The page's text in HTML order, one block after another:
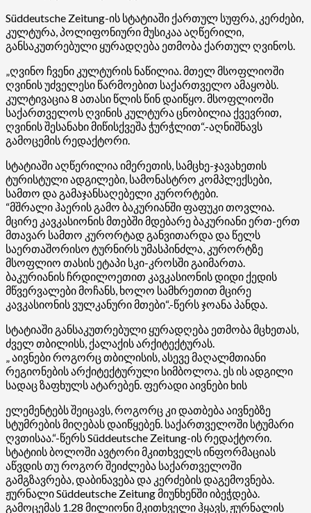
Süddeutsche Zeitung-ის სტატიაში ქართულ სუფრა, კერძები,
კულტურა, პოლიფონიური მუსიკაა აღწერილი,
განსაკუთრებული ყურადღება ეთმობა ქართულ ღვინოს.
„ღვინო ჩვენი კულტურის ნაწილია. მთელ მსოფლიოში
ღვინის უძველესი წარმოებით საქართველო ამაყობს.
კულტივაცია 8 ათასი წლის წინ დაიწყო. მსოფლიოში
საქართველოს ღვინის კულტურა ცნობილია ქვევრით,
ღვინის შესანახი მიწისქვეშა ჭურჭლით“.-აღნიშნავს
გამოცემის რედაქტორი.
სტატიაში აღწერილია იმერეთის, სამცხე-ჯავახეთის
ტურისტული ადგილები, სამონასტრო კომპლექსები,
სამთო და გამაჯანსაღებელი კურორტები.
“მშრალი ჰაერის გამო ბაკურიანში ფაფუკი თოვლია.
მცირე კავკასიონის მთებში მდებარე ბაკურიანი ერთ-ერთ
მთავარ სამთო კურორტად განვითარდა და წელს
საერთაშორისო ტურნირს უმასპინძლა, კურორტზე
მსოფლიო თასის ეტაპი სკი-კროსში გაიმართა.
ბაკურიანის ჩრდილოეთით კავკასიონის დიდი ქედის
მწვერვალები მოჩანს, ხოლო სამხრეთით მცირე
კავკასიონის ვულკანური მთები“.-წერს ჯოანა პანდა.
სტატიაში განსაკუთრებული ყურადღება ეთმობა მცხეთას,
ძველ თბილისს, ქალაქის არქიტექტურას.
„ აივნები როგორც თბილისის, ასევე მაღალმთიანი
რეგიონების არქიტექტურული სიმბოლოა. ეს ის ადგილი
სადაც ზაფხულს ატარებენ. ფერადი აივნები ხის
ელემენტებს შეიცავს, როგორც კი დათბება აივნებზე
სტუმრების მიღებას დაიწყებენ. საქართველოში სტუმარი
ღვთისაა.“-წერს Süddeutsche Zeitung-ის რედაქტორი.
სტატიის ბოლოში ავტორი მკითხველს ინფორმაციას
აწვდის თუ როგორ შეიძლება საქართველოში
გამგზავრება, დაბინავება და კერძების დაგემოვნება.
ჟურნალი Süddeutsche Zeitung მიუნხენში იბეჭდება.
გამოცემას 1.28 მილიონი მკითხველი ჰყავს, ჟურნალის